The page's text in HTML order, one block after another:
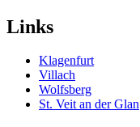
Links
Klagenfurt
Villach
Wolfsberg
St. Veit an der Glan